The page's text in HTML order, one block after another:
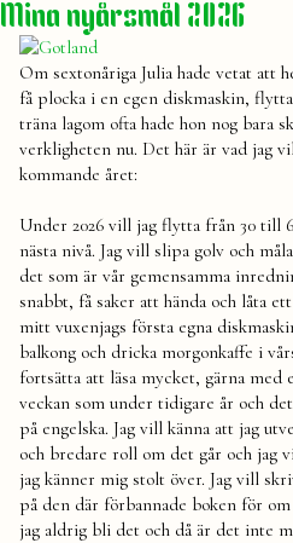
Mina nyårsmål 2026
Om sextonåriga Julia hade vetat att
få plocka i en egen diskmaskin,
träna lagom ofta hade hon nog bara
verkligheten nu. Det här är vad jag
kommande året:
Under 2026 vill jag flytta från 30 till
nästa nivå. Jag vill slipa golv och
det som är vår gemensamma
snabbt, få saker att hända och låta
mitt vuxenjags första egna
balkong och dricka morgonkaffe i
fortsätta att läsa mycket, gärna
veckan som under tidigare år och
på engelska. Jag vill känna att jag
och bredare roll om det går och jag
jag känner mig stolt över. Jag vill
på den där förbannade boken för
jag aldrig bli det och då är det inte